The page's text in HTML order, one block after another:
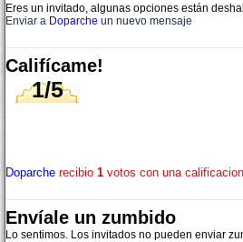
Eres un invitado, algunas opciones están
Enviar a Doparche un nuevo mensaje
Califícame!
1/5
Doparche recibio 1 votos con una
Envíale un zumbido
Lo sentimos. Los invitados no pueden enviar